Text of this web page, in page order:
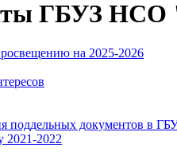
ГБУЗ
на 2025-2026
поддельных документов
2021-2022